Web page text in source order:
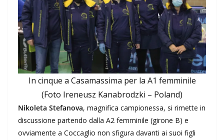
In cinque a Casamassima per la A1 femminile
(Foto Ireneusz Kanabrodzki – Poland)
Nikoleta Stefanova, magnifica campionessa, si rimette in
discussione partendo dalla A2 femminile (girone B) e
ovviamente a Coccaglio non sfigura davanti ai suoi figli